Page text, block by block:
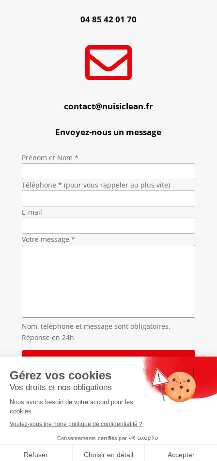
04 85 42 01 70

contact@nuisiclean.fr
Envoyez-nous un message
Prénom et Nom *
Téléphone * (pour vous rappeler au plus vite)
E-mail
Votre message *
Nom, téléphone et message sont obligatoires.
Réponse en 24h
»
Traitement des punaises de lit en Haute-Savoie
»Traitement des punaises de lit à Mégevette
À propos
CGU Cookies Politique de